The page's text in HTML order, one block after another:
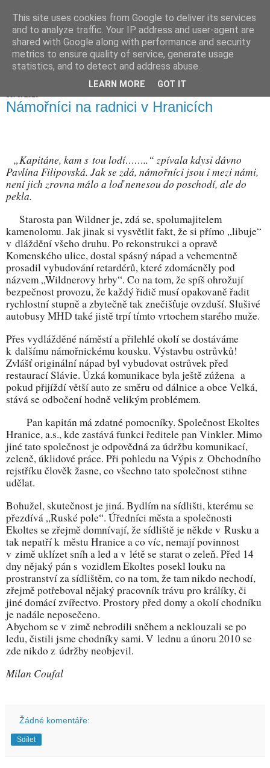
Hranické listy
Námořníci na radnici v Hranicích
„Kapitáne, kam s tou lodí……..“ zpívala kdysi dávno
Pavlína Filipovská. Jak se zdá, námořníci jsou i mezi námi,
není jich zrovna málo a loď nenesou do poschodí, ale do
pekla.
Starosta pan Wildner je, zdá se, spolumajitelem
kamenolomu. Jak jinak si vysvětlit fakt, že si přímo „libuje“
v dláždění všeho druhu. Po rekonstrukci a opravě
Komenského ulice, dostal spásný nápad a vehementně
prosadil vybudování retardérů, které zdomácněly pod
názvem „Wildnerovy hrby“. Co na tom, že spíš ohrožují
bezpečnost provozu, že každý řidič musí opakovaně řadit
rychlostní stupně a zbytečně tak znečišťuje ovzduší. Slušivé
autobusy MHD také jistě trpí tímto vrtochem starého muže.
Přes vydlážděné náměstí a přilehlé okolí se dostáváme
k dalšímu námořnickému kousku. Výstavbu ostrůvků!
Zvlášť originální nápad byl vybudovat ostrůvek před
restaurací Slávie. Úzká komunikace byla ještě zúžena a
pokud přijíždí větší auto ze směru od dálnice a obce Velká,
stává se odbočení hodně velikým problémem.
Pan kapitán má zdatné pomocníky. Společnost Ekoltes
Hranice, a.s., kde zastává funkci ředitele pan Vinkler. Mimo
jiné tato společnost je odpovědná za údržbu komunikací,
zeleně, úklidové práce. Při pohledu na Výpis z Obchodního
rejstříku člověk žasne, co všechno tato společnost stihne
udělat.
Bohužel, skutečnost je jiná. Bydlím na sídlišti, kterému se
přezdívá „Ruské pole“. Úředníci města a společnosti
Ekoltes se zřejmě domnívají, že sídliště je někde v Rusku a
tak nepatří k městu Hranice a co víc, nemají povinnost
v zimě uklízet sníh a led a v létě se starat o zeleň. Před 14
dny nějaký pán s vozidlem Ekoltes posekl louku na
prostranství za sídlištěm, co na tom, že tam nikdo nechodí,
zřejmě potřeboval nějaký pracovník trávu pro králíky, či
jiné domácí zvířectvo. Prostory před domy a okolí chodníku
je nadále neposečeno.
Abychom se v zimě nebrodili sněhem a neklouzali se po
ledu, čistili jsme chodníky sami. V lednu a únoru 2010 se
zde nikdo z údržby neobjevil.
Milan Coufal
Žádné komentáře:
Sdílet
This site uses cookies from Google to deliver its services
and to analyze traffic. Your IP address and user-agent are
shared with Google along with performance and security
metrics to ensure quality of service, generate usage
statistics, and to detect and address abuse.
LEARN MORE GOT IT